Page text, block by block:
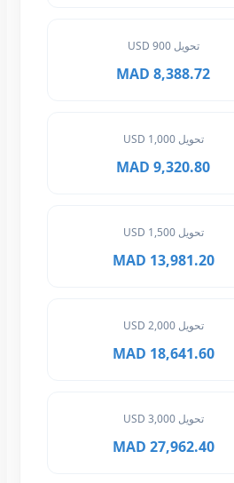
تحويل 900 USD
8,388.72 MAD
تحويل 1,000 USD
9,320.80 MAD
تحويل 1,500 USD
13,981.20 MAD
تحويل 2,000 USD
18,641.60 MAD
تحويل 3,000 USD
27,962.40 MAD